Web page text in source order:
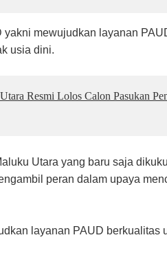
mewujudkan layanan
usia dini.
Resmi Lolos Calon Pasukan
Utara yang baru saja
peran dalam upaya
layanan PAUD berkualitas